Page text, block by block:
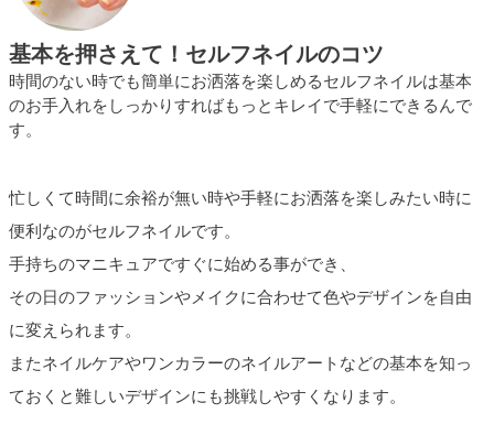
基本を押さえて！セルフネイルのコツ
時間のない時でも簡単にお洒落を楽しめるセルフネイルは基本
のお手入れをしっかりすればもっとキレイで手軽にできるんで
す。
忙しくて時間に余裕が無い時や手軽にお洒落を楽しみたい時に
便利なのがセルフネイルです。
手持ちのマニキュアですぐに始める事ができ、
その日のファッションやメイクに合わせて色やデザインを自由
に変えられます。
またネイルケアやワンカラーのネイルアートなどの基本を知っ
ておくと難しいデザインにも挑戦しやすくなります。